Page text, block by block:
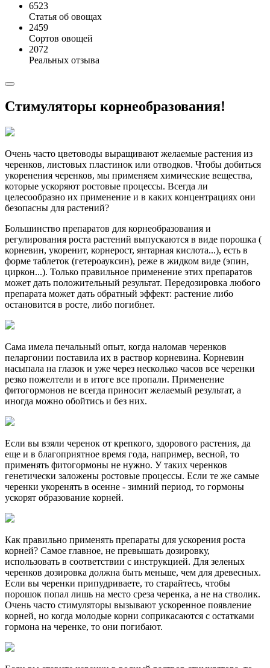
6523
Статья об овощах
2459
Сортов овощей
2072
Реальных отзыва
Стимуляторы корнеобразования!
Очень часто цветоводы выращивают желаемые растения из
черенков, листовых пластинок или отводков. Чтобы добиться
укоренения черенков, мы применяем химические вещества,
которые ускоряют ростовые процессы. Всегда ли
целесообразно их применение и в каких концентрациях они
безопасны для растений?
Большинство препаратов для корнеобразования и
регулирования роста растений выпускаются в виде порошка (
корневин, укоренит, корнерост, янтарная кислота...), есть в
форме таблеток (гетероауксин), реже в жидком виде (эпин,
циркон...). Только правильное применение этих препаратов
может дать положительный результат. Передозировка любого
препарата может дать обратный эффект: растение либо
остановится в росте, либо погибнет.
Сама имела печальный опыт, когда наломав черенков
пеларгонии поставила их в раствор корневина. Корневин
насыпала на глазок и уже через несколько часов все черенки
резко пожелтели и в итоге все пропали. Применение
фитогормонов не всегда приносит желаемый результат, а
иногда можно обойтись и без них.
Если вы взяли черенок от крепкого, здорового растения, да
еще и в благоприятное время года, например, весной, то
применять фитогормоны не нужно. У таких черенков
генетически заложены ростовые процессы. Если те же самые
черенки укоренять в осенне - зимний период, то гормоны
ускорят образование корней.
Как правильно применять препараты для ускорения роста
корней? Самое главное, не превышать дозировку,
использовать в соответствии с инструкцией. Для зеленых
черенков дозировка должна быть меньше, чем для древесных.
Если вы черенки припудриваете, то старайтесь, чтобы
порошок попал лишь на место среза черенка, а не на стволик.
Очень часто стимуляторы вызывают ускоренное появление
корней, но когда молодые корни соприкасаются с остатками
гормона на черенке, то они погибают.